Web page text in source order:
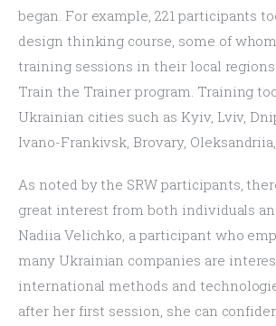
began. For example, 221 participants
design thinking course, some of
training sessions in their local
Train the Trainer program. Training
Ukrainian cities such as Kyiv, Lviv,
Ivano-Frankivsk, Brovary,
As noted by the SRW participants,
great interest from both individuals
Nadiia Velichko, a participant who
many Ukrainian companies are
international methods and
after her first session, she can